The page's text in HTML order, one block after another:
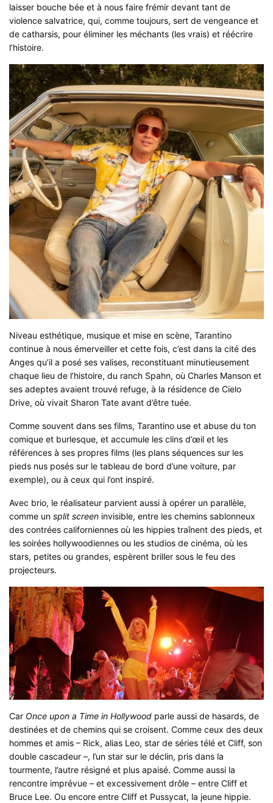
laisser bouche bée et à nous faire frémir devant tant de
violence salvatrice, qui, comme toujours, sert de vengeance et
de catharsis, pour éliminer les méchants (les vrais) et réécrire
l’histoire.
Niveau esthétique, musique et mise en scène, Tarantino
continue à nous émerveiller et cette fois, c’est dans la cité des
Anges qu’il a posé ses valises, reconstituant minutieusement
chaque lieu de l’histoire, du ranch Spahn, où Charles Manson et
ses adeptes avaient trouvé refuge, à la résidence de Cielo
Drive, où vivait Sharon Tate avant d’être tuée.
Comme souvent dans ses films, Tarantino use et abuse du ton
comique et burlesque, et accumule les clins d’œil et les
références à ses propres films (les plans séquences sur les
pieds nus posés sur le tableau de bord d’une voiture, par
exemple), ou à ceux qui l’ont inspiré.
Avec brio, le réalisateur parvient aussi à opérer un parallèle,
comme unsplit screen invisible, entre les chemins sablonneux
des contrées californiennes où les hippies traînent des pieds, et
les soirées hollywoodiennes ou les studios de cinéma, où les
stars, petites ou grandes, espèrent briller sous le feu des
projecteurs.
Car Once upon a Time in Hollywood parle aussi de hasards, de
destinées et de chemins qui se croisent. Comme ceux des deux
hommes et amis – Rick, alias Leo, star de séries télé et Cliff, son
double cascadeur –, l’un star sur le déclin, pris dans la
tourmente, l’autre résigné et plus apaisé. Comme aussi la
rencontre imprévue – et excessivement drôle – entre Cliff et
Bruce Lee. Ou encore entre Cliff et Pussycat, la jeune hippie.